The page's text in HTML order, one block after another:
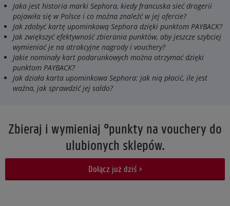
Jaka jest historia marki Sephora, kiedy francuska sieć drogerii
pojawiła się w Polsce i co można znaleźć w jej ofercie?
Jak zdobyć kartę upominkową Sephora dzięki punktom PAYBACK?
Jak zwiększyć efektywność zbierania punktów, aby jeszcze szybciej
wymieniać je na atrakcyjne nagrody i vouchery?
Jakie nominały kart podarunkowych można otrzymać dzięki
punktom PAYBACK?
Jak działa karta upominkowa Sephora: jak nią płacić, ile jest
ważna, jak sprawdzić jej saldo?
Zbieraj i wymieniaj °punkty na vouchery do
ulubionych sklepów.
Dołącz już dziś >